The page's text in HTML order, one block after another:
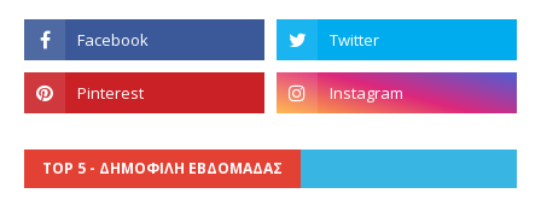
TOP 5 - ΔΗΜΟΦΙΛΗ ΕΒΔΟΜΑΔΑΣ